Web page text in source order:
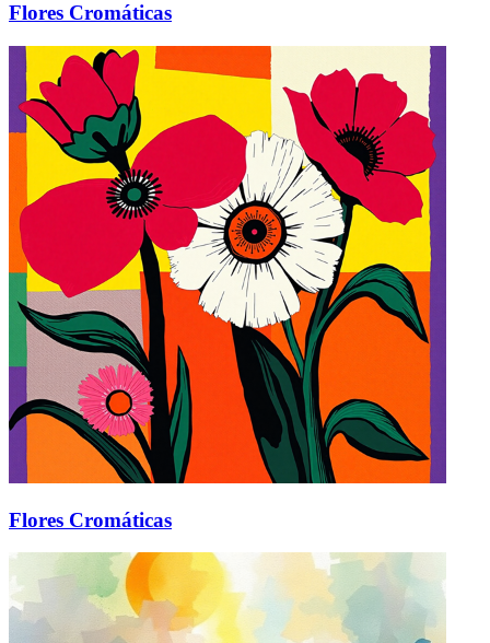
Flores Cromáticas
Flores Cromáticas